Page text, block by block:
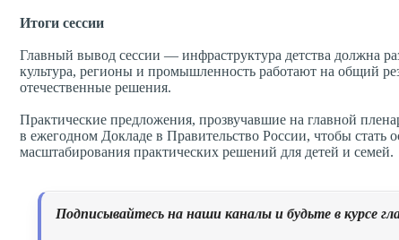
Итоги сессии
Главный вывод сессии — инфраструктура детства должна
культура, регионы и промышленность работают на общий
отечественные решения.
Практические предложения, прозвучавшие на главной
в ежегодном Докладе в Правительство России, чтобы
масштабирования практических решений для детей и семей.
Подписывайтесь на наши каналы и будьте в курсе